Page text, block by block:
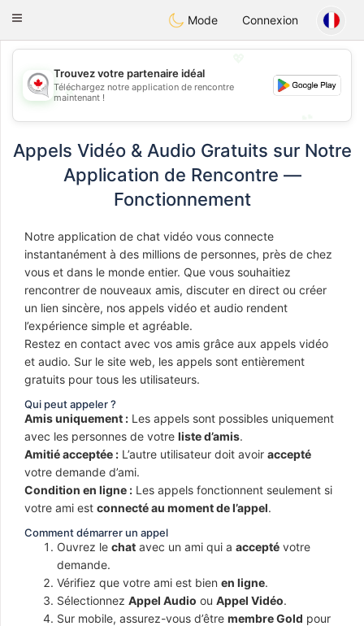
CANADIAN chat
Toggle
Mode Connexion
💖
💕
Trouvez votre partenaire idéal
Téléchargez notre application de rencontre
maintenant !
Appels Vidéo & Audio Gratuits sur Notre
Application de Rencontre —
Fonctionnement
Notre application de chat vidéo vous connecte
instantanément à des millions de personnes, près de chez
vous et dans le monde entier. Que vous souhaitiez
rencontrer de nouveaux amis, discuter en direct ou créer
un lien sincère, nos appels vidéo et audio rendent
l’expérience simple et agréable.
Restez en contact avec vos amis grâce aux appels vidéo
et audio. Sur le site web, les appels sont entièrement
gratuits pour tous les utilisateurs.
Qui peut appeler ?
Amis uniquement : Les appels sont possibles uniquement
avec les personnes de votre liste d’amis.
Amitié acceptée : L’autre utilisateur doit avoir accepté
votre demande d’ami.
Condition en ligne : Les appels fonctionnent seulement si
votre ami est connecté au moment de l’appel.
Comment démarrer un appel
Ouvrez le chat avec un ami qui a accepté votre
demande.
Vérifiez que votre ami est bien en ligne.
Sélectionnez Appel Audio ou Appel Vidéo.
Sur mobile, assurez-vous d’être membre Gold pour